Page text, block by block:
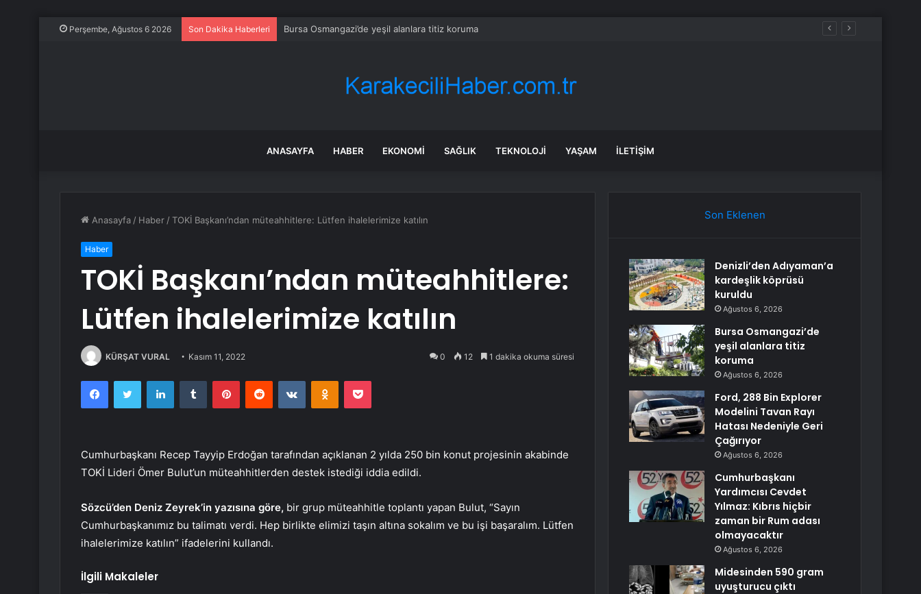
Perşembe, Ağustos 6 2026 Son Dakika Haberleri Bursa Osmangazi’de yeşil alanlara titiz koruma
ANASAYFA HABER EKONOMI SAĞLIK TEKNOLOJI YAŞAM İLETIŞIM
Anasayfa / Haber /TOKİ Başkanı’ndan müteahhitlere: Lütfen ihalelerimize katılın
Haber
TOKİ Başkanı’ndan müteahhitlere:
Lütfen ihalelerimize katılın
KÜRŞAT VURAL Kasım 11, 2022 0 12 1 dakika okuma süresi
FacebookTwitter LinkedInTumblr PinterestReddit VKontakteOdnoklassniki
Pocket
Cumhurbaşkanı Recep Tayyip Erdoğan tarafından açıklanan 2 yılda 250 bin konut projesinin akabinde
TOKİ Lideri Ömer Bulut’un müteahhitlerden destek istediği iddia edildi.
Sözcü’den Deniz Zeyrek’in yazısına göre, bir grup müteahhitle toplantı yapan Bulut, “Sayın
Cumhurbaşkanımız bu talimatı verdi. Hep birlikte elimizi taşın altına sokalım ve bu işi başaralım. Lütfen
ihalelerimize katılın” ifadelerini kullandı.
İlgili Makaleler
Son Eklenen
Denizli’den Adıyaman’a
kardeşlik köprüsü
kuruldu
Ağustos 6, 2026
Bursa Osmangazi’de
yeşil alanlara titiz
koruma
Ağustos 6, 2026
Ford, 288 Bin Explorer
Modelini Tavan Rayı
Hatası Nedeniyle Geri
Çağırıyor
Ağustos 6, 2026
Cumhurbaşkanı
Yardımcısı Cevdet
Yılmaz: Kıbrıs hiçbir
zaman bir Rum adası
olmayacaktır
Ağustos 6, 2026
Midesinden 590 gram
uyuşturucu çıktı